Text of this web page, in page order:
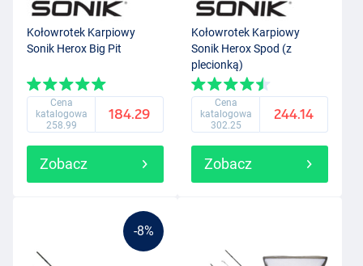
Kołowrotek Karpiowy
Sonik Herox Big Pit
Cena
katalogowa
258.99
184.29
Zobacz
Kołowrotek Karpiowy
Sonik Herox Spod (z
plecionką)
Cena
katalogowa
302.25
244.14
Zobacz
-8%